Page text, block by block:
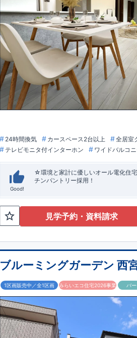
24時間換気 カースペース2台以上 全居室
テレビモニタ付インターホン
ワイドバルコ
Good!
☆環境と家計に優しいオール電化住
チンパントリー採用！
見学予約・資料請求
ブルーミングガーデン 西
1区画販売中／全1区画 みらいエコ住宅2026事業 バ